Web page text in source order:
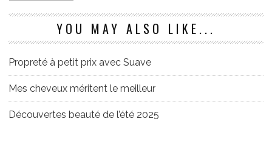
YOU MAY ALSO LIKE...
Propreté à petit prix avec Suave
Mes cheveux méritent le meilleur
Découvertes beauté de l’été 2025